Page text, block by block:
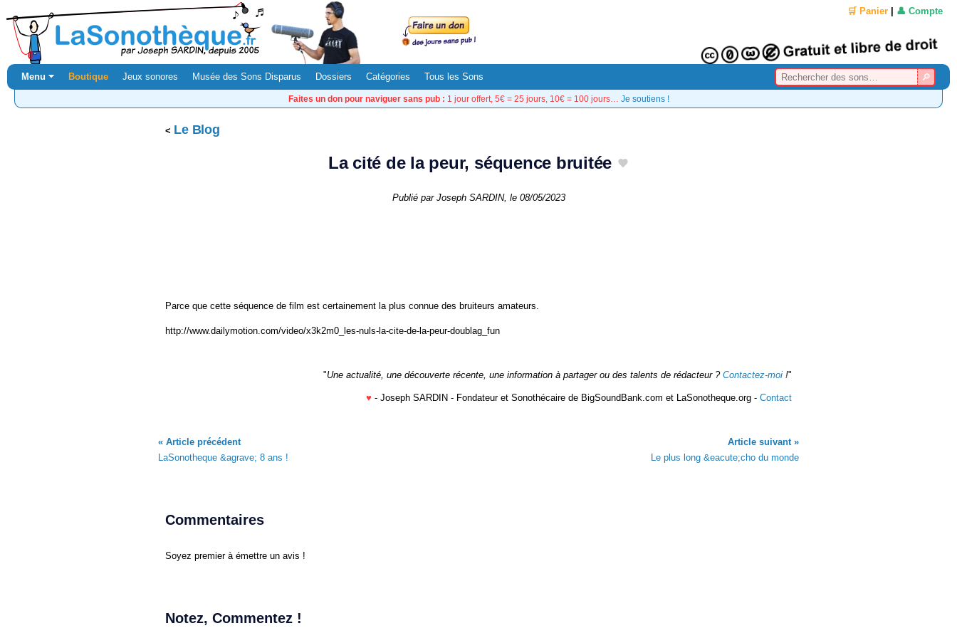
🛒 Panier 👤 Compte
Menu ⏷ Boutique Jeux sonores Musée des Sons Disparus Dossiers Catégories Tous les Sons
Faites un don pour naviguer sans pub : 1 jour offert, 5€ = 25 jours, 10€ = 100 jours… Je soutiens !
Le Blog
La cité de la peur, séquence bruitée
Publié par Joseph SARDIN, le 08/05/2023
Parce que cette séquence de film est certainement la plus connue des bruiteurs amateurs.
http://www.dailymotion.com/video/x3k2m0_les-nuls-la-cite-de-la-peur-doublag_fun
"Une actualité, une découverte récente, une information à partager ou des talents de rédacteur ? Contactez-moi !"
♥ - Joseph SARDIN - Fondateur et Sonothécaire de BigSoundBank.com et LaSonotheque.org - Contact
« Article précédent
LaSonotheque &agrave; 8 ans !
Article suivant »
Le plus long &eacute;cho du monde
Commentaires
Soyez premier à émettre un avis !
Notez, Commentez !